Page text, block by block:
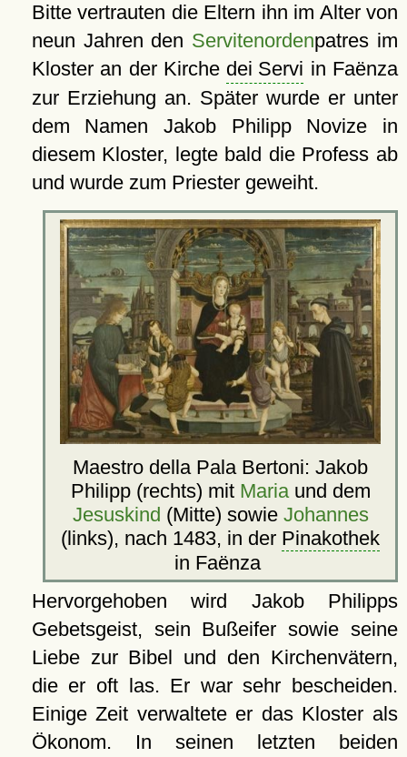
Bitte vertrauten die Eltern ihn im Alter von
neun Jahren den Servitenordenpatres im
Kloster an der Kirche dei Servi in Faënza
zur Erziehung an. Später wurde er unter
dem Namen Jakob Philipp Novize in
diesem Kloster, legte bald die Profess ab
und wurde zum Priester geweiht.
Maestro della Pala Bertoni: Jakob
Philipp (rechts) mit Mariaund dem
Jesuskind (Mitte) sowie Johannes
(links), nach 1483, in der Pinakothek
in Faënza
Hervorgehoben wird Jakob Philipps
Gebetsgeist, sein Bußeifer sowie seine
Liebe zur Bibel und den Kirchenvätern,
die er oft las. Er war sehr bescheiden.
Einige Zeit verwaltete er das Kloster als
Ökonom. In seinen letzten beiden